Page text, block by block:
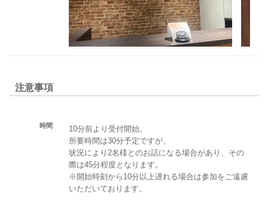
注意事項
時間
10分前より受付開始。
所要時間は30分予定ですが、
状況により2名様とのお話になる場合があり、その
際は45分程度となります。
※開始時刻から10分以上遅れる場合は参加をご遠慮
いただいております。